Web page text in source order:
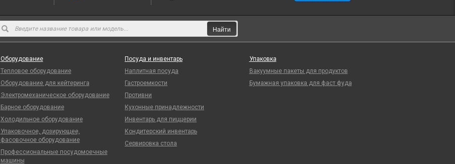
Найти
Оборудование
Тепловое оборудование
Оборудование для кейтеринга
Электромеханическое оборудование
Барное оборудование
Холодильное оборудование
Упаковочное, дозирующее,
фасовочное оборудование
Профессиональные посудомоечные
машины
Посуда и инвентарь
Наплитная посуда
Гастроемкости
Противни
Кухонные принадлежности
Инвентарь для пиццерии
Кондитерский инвентарь
Сервировка стола
Упаковка
Вакуумные пакеты для продуктов
Бумажная упаковка для фаст фуда